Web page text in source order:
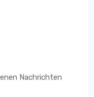
Nachrichten